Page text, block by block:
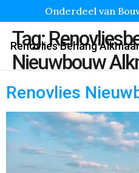
Onderdeel van
Renovlies Behang
Tag:
Nieuwbouw
Renovlies